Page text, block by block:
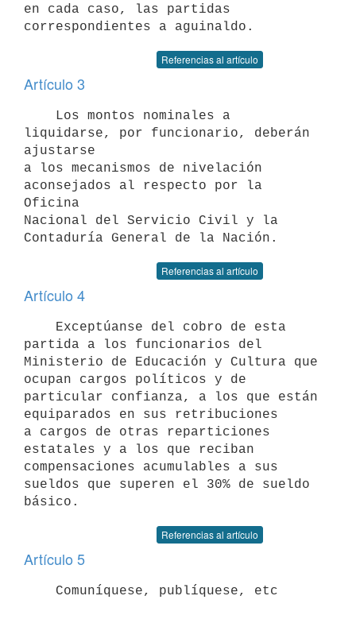
en cada caso, las partidas
Referencias al artículo
Artículo 3
liquidarse, por funcionario, deberán
ajustarse
a los mecanismos de nivelación
aconsejados al respecto por la
Oficina
Nacional del Servicio Civil y la
Referencias al artículo
Artículo 4
partida a los funcionarios del
Ministerio de Educación y Cultura que
ocupan cargos políticos y de
particular confianza, a los que están
equiparados en sus retribuciones
a cargos de otras reparticiones
estatales y a los que reciban
compensaciones acumulables a sus
sueldos que superen el 30% de sueldo
Referencias al artículo
Artículo 5